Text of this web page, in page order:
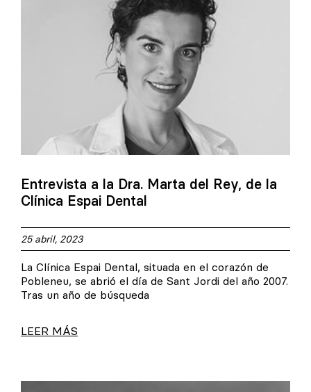
Entrevista a la Dra. Marta del Rey, de la
Clínica Espai Dental
25 abril, 2023
La Clínica Espai Dental, situada en el corazón de
Pobleneu, se abrió el día de Sant Jordi del año 2007.
Tras un año de búsqueda
LEER MÁS